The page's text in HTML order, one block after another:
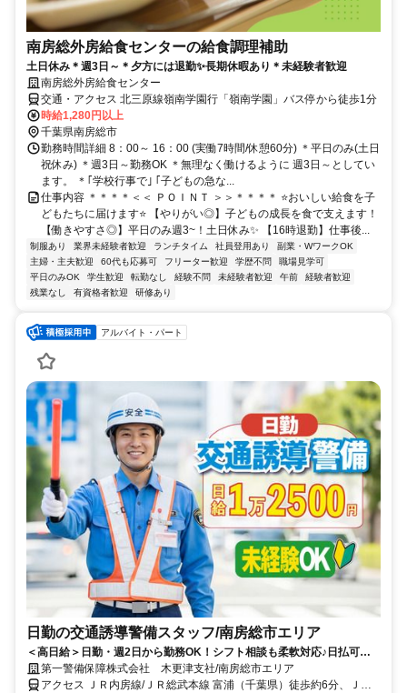
南房総外房給食センターの給食調理補助
土日休み＊週3日～＊夕方には退勤✨長期休暇あり＊未経験者歓迎
南房総外房給食センター
交通・アクセス 北三原線嶺南学園行「嶺南学園」バス停から徒歩1分
時給1,280円以上
千葉県南房総市
勤務時間詳細 8：00～ 16：00 (実働7時間/休憩60分) ＊平日のみ(土日
祝休み) ＊週3日～勤務OK ＊無理なく働けるように 週3日～としてい
ます。 ＊｢学校行事で｣ ｢子どもの急な...
仕事内容 ＊＊＊＊＜＜ ＰＯＩＮＴ ＞＞＊＊＊＊ ⭐おいしい給食を子
どもたちに届けます⭐ 【やりがい◎】子どもの成長を食で支えます！
【働きやすさ◎】平日のみ週3~！土日休み✨ 【16時退勤】仕事後...
制服あり 業界未経験者歓迎 ランチタイム 社員登用あり
副業・WワークOK
主婦・主夫歓迎
60代も応募可 フリーター歓迎 学歴不問
職場見学可
平日のみOK
学生歓迎 転勤なし 経験不問 未経験者歓迎 午前
経験者歓迎
残業なし
有資格者歓迎 研修あり
アルバイト・パート
日勤の交通誘導警備スタッフ/南房総市エリア
＜高日給＞日勤・週2日から勤務OK！シフト相談も柔軟対応♪日払可◎
未経験歓迎★
第一警備保障株式会社 木更津支社/南房総市エリア
アクセス ＪＲ内房線/ＪＲ総武本線 富浦（千葉県）徒歩約6分、ＪＲ